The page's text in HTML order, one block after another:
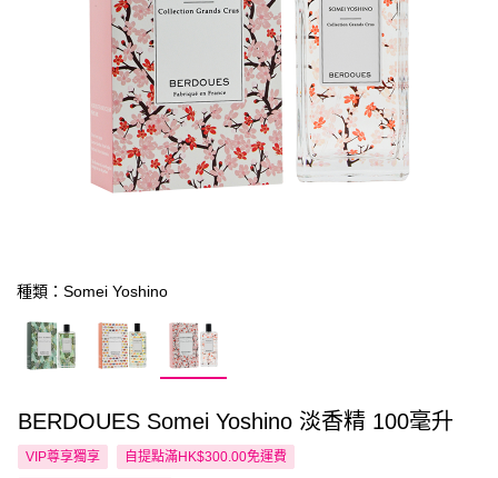
種類：Somei Yoshino
BERDOUES Somei Yoshino 淡香精 100毫升
VIP尊享獨享 自提點滿HK$300.00免運費